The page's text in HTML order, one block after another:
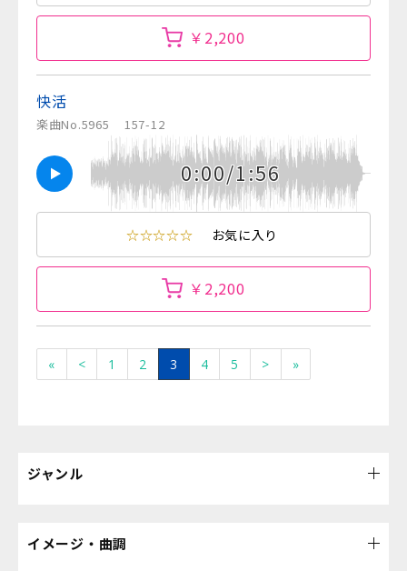
￥2,200
快活
楽曲No.5965 157-12
0:00/1:56
☆☆☆☆☆ お気に入り
￥2,200
« < 1 2 3 4 5 > »
ジャンル
イメージ・曲調